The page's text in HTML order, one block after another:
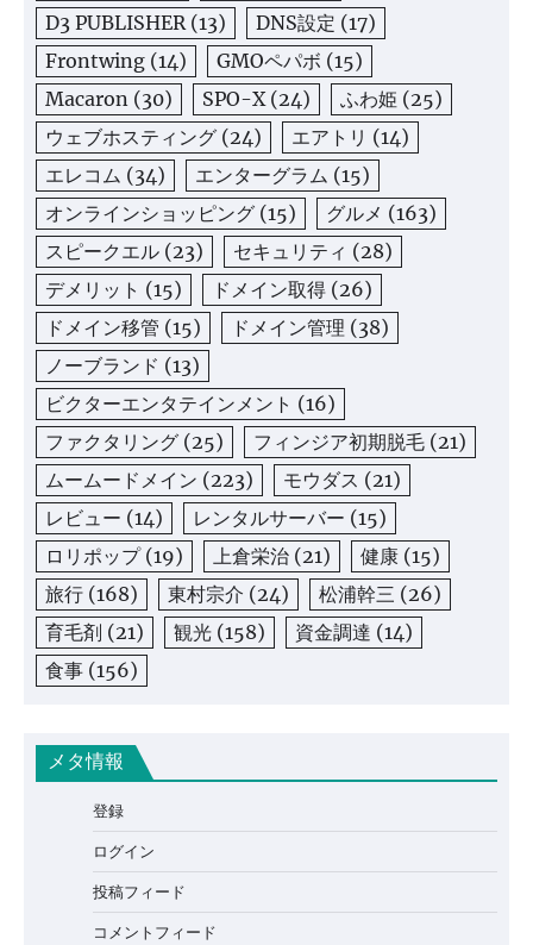
D3 PUBLISHER(13) DNS設定 (17)
Frontwing (14) GMOペパボ (15)
Macaron (30) SPO-X(24) ふわ姫 (25)
ウェブホスティング (24) エアトリ (14)
エレコム (34) エンターグラム (15)
オンラインショッピング (15) グルメ (163)
スピークエル (23) セキュリティ (28)
デメリット (15) ドメイン取得 (26)
ドメイン移管 (15) ドメイン管理 (38)
ノーブランド (13)
ビクターエンタテインメント (16)
ファクタリング (25) フィンジア初期脱毛 (21)
ムームードメイン (223) モウダス (21)
レビュー (14) レンタルサーバー (15)
ロリポップ(19) 上倉栄治 (21) 健康 (15)
旅行 (168) 東村宗介 (24) 松浦幹三 (26)
育毛剤 (21) 観光 (158) 資金調達 (14)
食事 (156)
メタ情報
登録
ログイン
投稿フィード
コメントフィード